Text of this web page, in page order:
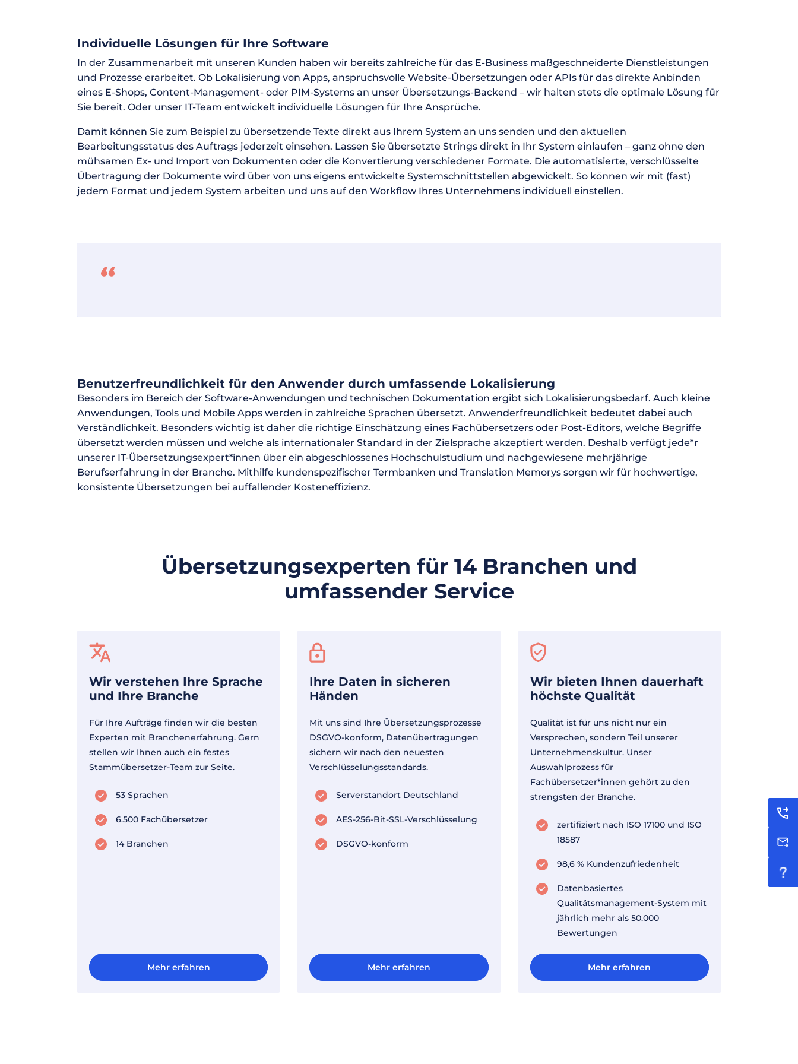
Individuelle Lösungen für Ihre Software
In der Zusammenarbeit mit unseren Kunden haben wir bereits zahlreiche für das E-Business maßgeschneiderte Dienstleistungen
und Prozesse erarbeitet. Ob Lokalisierung von Apps, anspruchsvolle Website-Übersetzungen oder APIs für das direkte Anbinden
eines E-Shops, Content-Management- oder PIM-Systems an unser Übersetzungs-Backend – wir halten stets die optimale Lösung für
Sie bereit. Oder unser IT-Team entwickelt individuelle Lösungen für Ihre Ansprüche.
Damit können Sie zum Beispiel zu übersetzende Texte direkt aus Ihrem System an uns senden und den aktuellen
Bearbeitungsstatus des Auftrags jederzeit einsehen. Lassen Sie übersetzte Strings direkt in Ihr System einlaufen – ganz ohne den
mühsamen Ex- und Import von Dokumenten oder die Konvertierung verschiedener Formate. Die automatisierte, verschlüsselte
Übertragung der Dokumente wird über von uns eigens entwickelte Systemschnittstellen abgewickelt. So können wir mit (fast)
jedem Format und jedem System arbeiten und uns auf den Workflow Ihres Unternehmens individuell einstellen.
Benutzerfreundlichkeit für den Anwender durch umfassende Lokalisierung
Besonders im Bereich der Software-Anwendungen und technischen Dokumentation ergibt sich Lokalisierungsbedarf. Auch kleine
Anwendungen, Tools und Mobile Apps werden in zahlreiche Sprachen übersetzt. Anwenderfreundlichkeit bedeutet dabei auch
Verständlichkeit. Besonders wichtig ist daher die richtige Einschätzung eines Fachübersetzers oder Post-Editors, welche Begriffe
übersetzt werden müssen und welche als internationaler Standard in der Zielsprache akzeptiert werden. Deshalb verfügt jede*r
unserer IT-Übersetzungsexpert*innen über ein abgeschlossenes Hochschulstudium und nachgewiesene mehrjährige
Berufserfahrung in der Branche. Mithilfe kundenspezifischer Termbanken und Translation Memorys sorgen wir für hochwertige,
konsistente Übersetzungen bei auffallender Kosteneffizienz.
Übersetzungsexperten für 14 Branchen und
umfassender Service
Wir verstehen Ihre Sprache
und Ihre Branche
Für Ihre Aufträge finden wir die besten
Experten mit Branchenerfahrung. Gern
stellen wir Ihnen auch ein festes
Stammübersetzer-Team zur Seite.
53 Sprachen
6.500 Fachübersetzer
14 Branchen
Mehr erfahren
Mehr erfahren
Ihre Daten in sicheren
Händen
Mit uns sind Ihre Übersetzungsprozesse
DSGVO-konform, Datenübertragungen
sichern wir nach den neuesten
Verschlüsselungsstandards.
Serverstandort Deutschland
AES-256-Bit-SSL-Verschlüsselung
DSGVO-konform
Mehr erfahren
Mehr erfahren
Wir bieten Ihnen dauerhaft
höchste Qualität
Qualität ist für uns nicht nur ein
Versprechen, sondern Teil unserer
Unternehmenskultur. Unser
Auswahlprozess für
Fachübersetzer*innen gehört zu den
strengsten der Branche.
zertifiziert nach ISO 17100 und ISO
18587
98,6 % Kundenzufriedenheit
Datenbasiertes
Qualitätsmanagement-System mit
jährlich mehr als 50.000
Bewertungen
Mehr erfahren
Mehr erfahren